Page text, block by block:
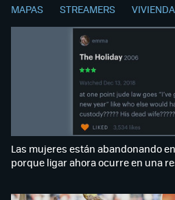
MAPAS STREAMERS VIVIENDA
Las mujeres están abandonando
porque ligar ahora ocurre en una